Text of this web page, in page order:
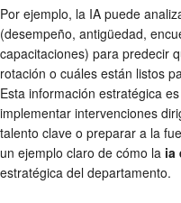
Por ejemplo, la IA puede
(desempeño, antigüedad,
capacitaciones) para predecir
rotación o cuáles están listos
Esta información estratégica
implementar intervenciones
talento clave o preparar a la
un ejemplo claro de cómo la ia
estratégica del departamento.